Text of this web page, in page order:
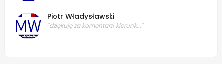
Piotr Władysławski
"dziękuję za komentarz! kierunk..."